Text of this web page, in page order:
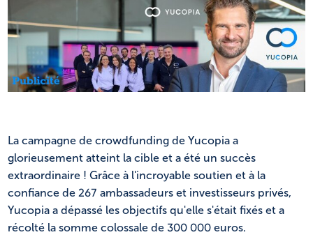
NL FR
La campagne de crowdfunding de Yucopia a
glorieusement atteint la cible et a été un succès
extraordinaire ! Grâce à l'incroyable soutien et à la
confiance de 267 ambassadeurs et investisseurs privés,
Yucopia a dépassé les objectifs qu'elle s'était fixés et a
récolté la somme colossale de 300 000 euros.